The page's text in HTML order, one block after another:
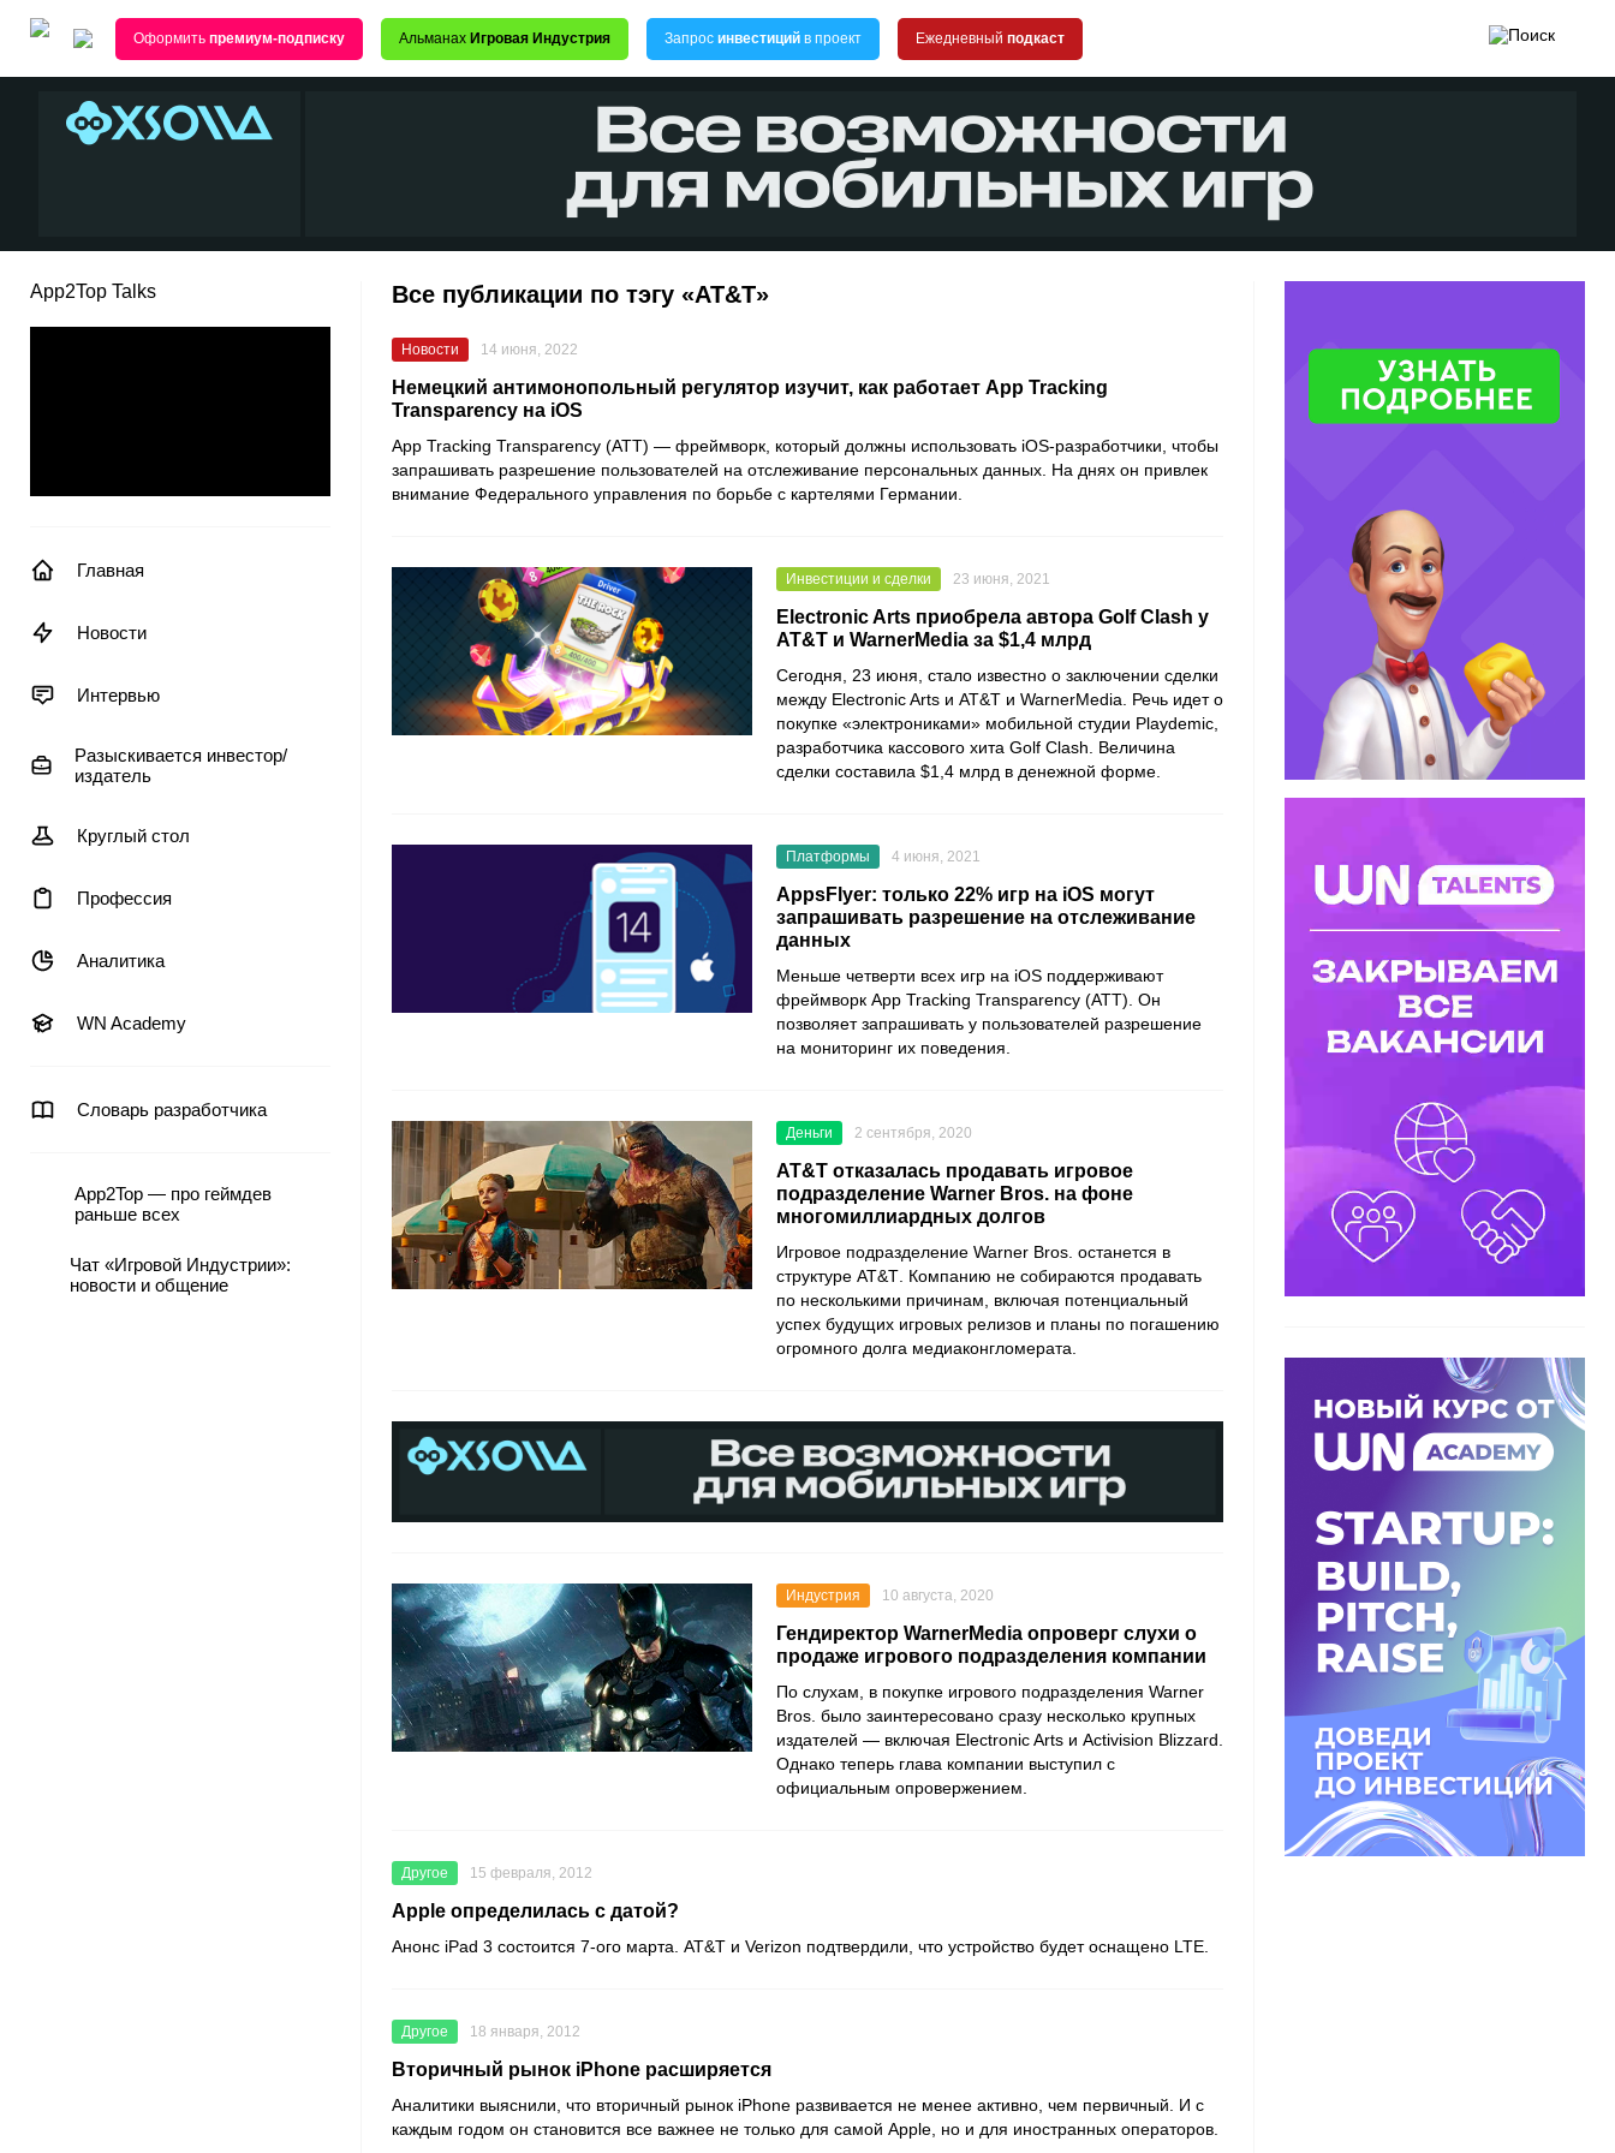
Оформить премиум-подписку Альманах Игровая Индустрия Запрос инвестиций в проект Ежедневный подкаст
App2Top Talks
Главная
Новости
Интервью
Разыскивается инвестор/
издатель
Круглый стол
Профессия
Аналитика
WN Academy
Словарь разработчика
App2Top — про геймдев
раньше всех
Чат «Игровой Индустрии»:
новости и общение
Все публикации по тэгу «AT&T»
Новости 14 июня, 2022
Немецкий антимонопольный регулятор изучит, как работает App Tracking
Transparency на iOS
App Tracking Transparency (ATT) — фреймворк, который должны использовать iOS-разработчики, чтобы
запрашивать разрешение пользователей на отслеживание персональных данных. На днях он привлек
внимание Федерального управления по борьбе с картелями Германии.
Инвестиции и сделки 23 июня, 2021
Electronic Arts приобрела автора Golf Clash у
AT&T и WarnerMedia за $1,4 млрд
Сегодня, 23 июня, стало известно о заключении сделки
между Electronic Arts и AT&T и WarnerMedia . Речь идет о
покупке «электрониками» мобильной студии Playdemic
разработчика кассового хита Golf Clash . Величина
сделки составила $1,4 млрд в денежной форме.
Платформы 4 июня, 2021
AppsFlyer: только 22% игр на iOS могут
запрашивать разрешение на отслеживание
данных
Меньше четверти всех игр на iOS поддерживают
фреймворк App Tracking Transparency (ATT) . Он
позволяет запрашивать у пользователей разрешение
на мониторинг их поведения.
Деньги 2 сентября, 2020
AT&T отказалась продавать игровое
подразделение Warner Bros. на фоне
многомиллиардных долгов
Игровое подразделение Warner Bros. останется в
структуре AT&T . Компанию не собираются продавать
по несколькими причинам, включая потенциальный
успех будущих игровых релизов и планы по погашению
огромного долга медиаконгломерата.
Индустрия 10 августа, 2020
Гендиректор WarnerMedia опроверг слухи о
продаже игрового подразделения компании
По слухам, в покупке игрового подразделения Warner
Bros. было заинтересовано сразу несколько крупных
издателей — включая Electronic Arts и Activision Blizzard
Однако теперь глава компании выступил с
официальным опровержением.
Другое 15 февраля, 2012
Apple определилась с датой?
Анонс iPad 3 состоится 7-ого марта. AT&T и Verizon подтвердили, что устройство будет оснащено LTE.
Другое 18 января, 2012
Вторичный рынок iPhone расширяется
Аналитики выяснили, что вторичный рынок iPhone развивается не менее активно, чем первичный. И с
каждым годом он становится все важнее не только для самой Apple, но и для иностранных операторов.